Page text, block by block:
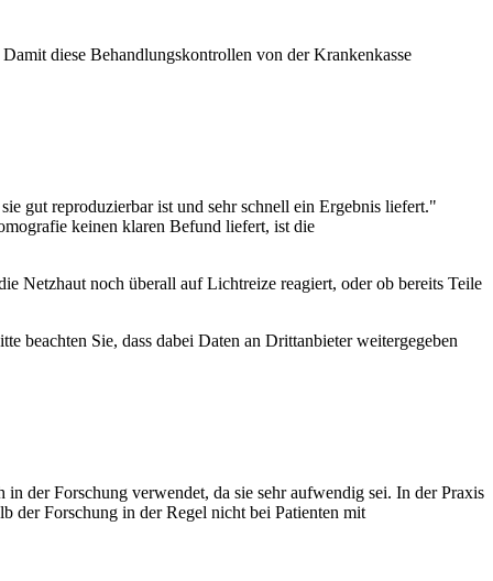
diese Behandlungskontrollen von der Krankenkasse
gut reproduzierbar ist und sehr schnell ein Ergebnis liefert."
keinen klaren Befund liefert, ist die
Netzhaut noch überall auf Lichtreize reagiert, oder ob bereits Teile
beachten Sie, dass dabei Daten an Drittanbieter weitergegeben
der Forschung verwendet, da sie sehr aufwendig sei. In der Praxis
der Forschung in der Regel nicht bei Patienten mit